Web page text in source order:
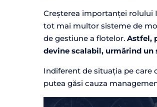
Creșterea importanței rolului
tot mai multor sisteme de
de gestiune a flotelor. Astfel,
devine scalabil, urmărind
Indiferent de situația pe care
putea găsi cauza